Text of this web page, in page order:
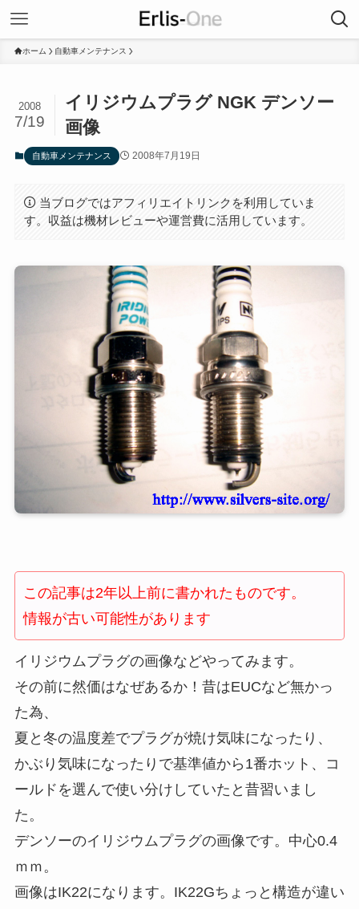
ホーム 自動車メンテナンス
イリジウムプラグ NGK デンソー
画像
2008
7/19
自動車メンテナンス 2008年7月19日
当ブログではアフィリエイトリンクを利用していま
す。収益は機材レビューや運営費に活用しています。
この記事は2年以上前に書かれたものです。
情報が古い可能性があります
イリジウムプラグの画像などやってみます。
その前に然価はなぜあるか！昔はEUCなど無かっ
た為、
夏と冬の温度差でプラグが焼け気味になったり、
かぶり気味になったりで基準値から1番ホット、コ
ールドを選んで使い分けしていたと昔習いまし
た。
デンソーのイリジウムプラグの画像です。中心0.4
ｍｍ。
画像はIK22になります。IK22Gちょっと構造が違い